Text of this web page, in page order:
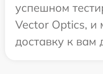
успешном
Vector Optics, и
доставку к